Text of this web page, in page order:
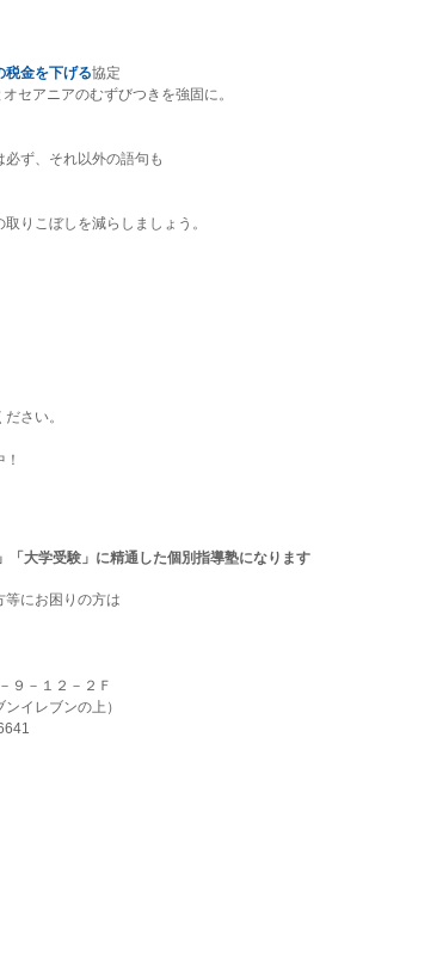
税金を下げる協定
セアニアのむずびつきを強固に。
ず、それ以外の語句も
りこぼしを減らしましょう。
さい。
「大学受験」に精通した個別指導塾になります
等にお困りの方は
９－１２－２Ｆ
ブンの上）